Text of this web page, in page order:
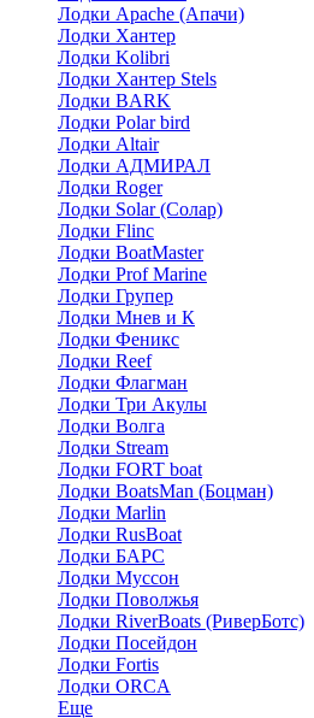
Лодки Apache (Апачи)
Лодки Хантер
Лодки Kolibri
Лодки Хантер Stels
Лодки BARK
Лодки Polar bird
Лодки Altair
Лодки АДМИРАЛ
Лодки Roger
Лодки Solar (Солар)
Лодки Flinc
Лодки BoatMaster
Лодки Prof Marine
Лодки Групер
Лодки Мнев и К
Лодки Феникс
Лодки Reef
Лодки Флагман
Лодки Три Акулы
Лодки Волга
Лодки Stream
Лодки FORT boat
Лодки BoatsMan (Боцман)
Лодки Marlin
Лодки RusBoat
Лодки БАРС
Лодки Муссон
Лодки Поволжья
Лодки RiverBoats (РиверБотс)
Лодки Посейдон
Лодки Fortis
Лодки ORCA
Еще